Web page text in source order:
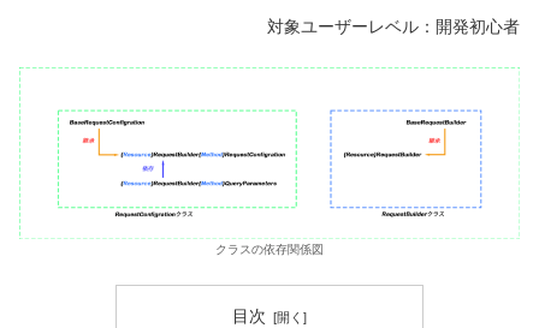
対象ユーザーレベル：開発初心者
クラスの依存関係図
目次